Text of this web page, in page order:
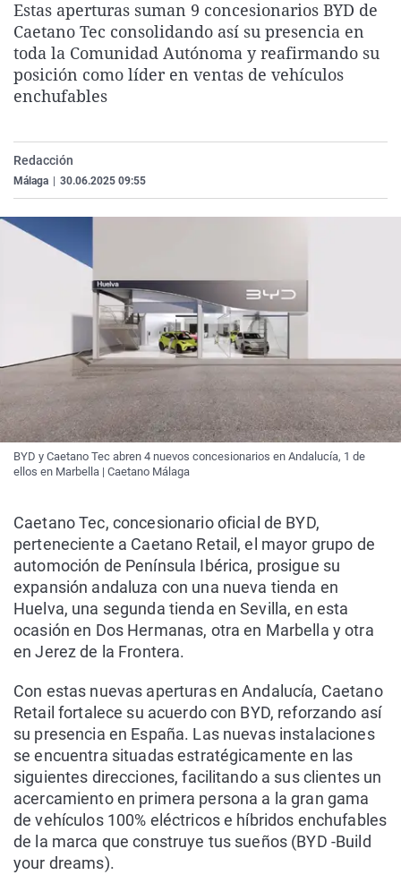
La rosa de los vientos
Gente viajera
Como el perro y el
Caso
Retornados
Equipo de
Extremadura
Galicia
La Rioja
País Vasco
Virales
Televisión
Elecciones
Estas aperturas suman 9 concesionarios BYD de
Caetano Tec consolidando así su presencia en
toda la Comunidad Autónoma y reafirmando su
posición como líder en ventas de vehículos
enchufables
Redacción
Málaga 30.06.2025 09:55
BYD y Caetano Tec abren 4 nuevos concesionarios en Andalucía, 1 de
ellos en Marbella | Caetano Málaga
Caetano Tec, concesionario oficial de BYD,
perteneciente a Caetano Retail, el mayor grupo de
automoción de Península Ibérica, prosigue su
expansión andaluza con una nueva tienda en
Huelva, una segunda tienda en Sevilla, en esta
ocasión en Dos Hermanas, otra en Marbella y otra
en Jerez de la Frontera.
Con estas nuevas aperturas en Andalucía, Caetano
Retail fortalece su acuerdo con BYD, reforzando así
su presencia en España. Las nuevas instalaciones
se encuentra situadas estratégicamente en las
siguientes direcciones, facilitando a sus clientes un
acercamiento en primera persona a la gran gama
de vehículos 100% eléctricos e híbridos enchufables
de la marca que construye tus sueños (BYD -Build
your dreams).